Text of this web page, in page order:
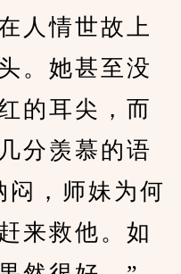
人情世故上
。她甚至没
的耳尖，而
分羡慕的语
闷，师妹为何
来救他。如